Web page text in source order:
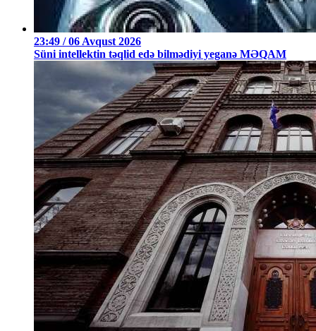
23:49 / 06 Avqust 2026
Süni intellektin təqlid edə bilmədiyi yeganə MƏQAM